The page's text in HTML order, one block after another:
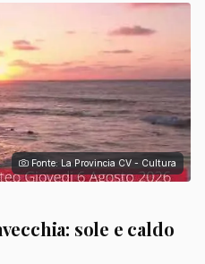
Fonte: La Provincia CV - Cultura
sole e caldo